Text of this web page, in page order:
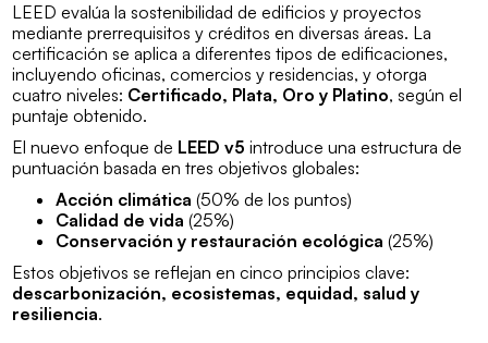
LEED evalúa la sostenibilidad de edificios y proyectos
mediante prerrequisitos y créditos en diversas áreas. La
certificación se aplica a diferentes tipos de edificaciones,
incluyendo oficinas, comercios y residencias, y otorga
cuatro niveles: Certificado, Plata, Oro y Platino, según el
puntaje obtenido.
El nuevo enfoque de LEED v5 introduce una estructura de
puntuación basada en tres objetivos globales:
Acción climática (50% de los puntos)
Calidad de vida (25%)
Conservación y restauración ecológica (25%)
Estos objetivos se reflejan en cinco principios clave:
descarbonización, ecosistemas, equidad, salud y
resiliencia.